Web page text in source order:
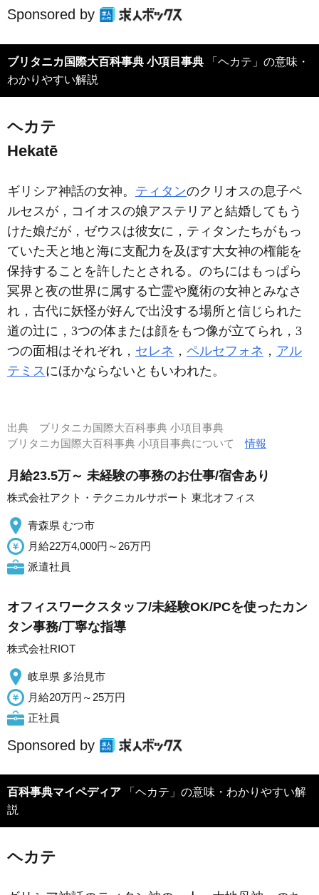
Sponsored by
ブリタニカ国際大百科事典 小項目事典 「ヘカテ」の意味・
わかりやすい解説
ヘカテ
Hekatē
ギリシア神話の女神。 ティタンのクリオスの息子ペ
ルセスが，コイオスの娘アステリアと結婚してもう
けた娘だが，ゼウスは彼女に，ティタンたちがもっ
ていた天と地と海に支配力を及ぼす大女神の権能を
保持することを許したとされる。のちにはもっぱら
冥界と夜の世界に属する亡霊や魔術の女神とみなさ
れ，古代に妖怪が好んで出没する場所と信じられた
道の辻に，3つの体または顔をもつ像が立てられ，3
つの面相はそれぞれ， セレネ ， ペルセフォネ ， アル
テミス にほかならないともいわれた。
出典 ブリタニカ国際大百科事典 小項目事典
ブリタニカ国際大百科事典 小項目事典について情報
月給23.5万～ 未経験の事務のお仕事/宿舎あり
株式会社アクト・テクニカルサポート 東北オフィス
青森県 むつ市
月給22万4,000円～26万円
派遣社員
オフィスワークスタッフ/未経験OK/PCを使ったカン
タン事務/丁寧な指導
株式会社RIOT
岐阜県 多治見市
月給20万円～25万円
正社員
Sponsored by
百科事典マイペディア 「ヘカテ」の意味・わかりやすい解
説
ヘカテ